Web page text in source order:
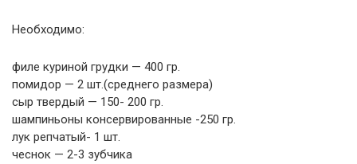
Необходимо:
филе куриной грудки — 400 гр.
помидор — 2 шт.(среднего размера)
сыр твердый — 150- 200 гр.
шампиньоны консервированные -250 гр.
лук репчатый- 1 шт.
чеснок — 2-3 зубчика